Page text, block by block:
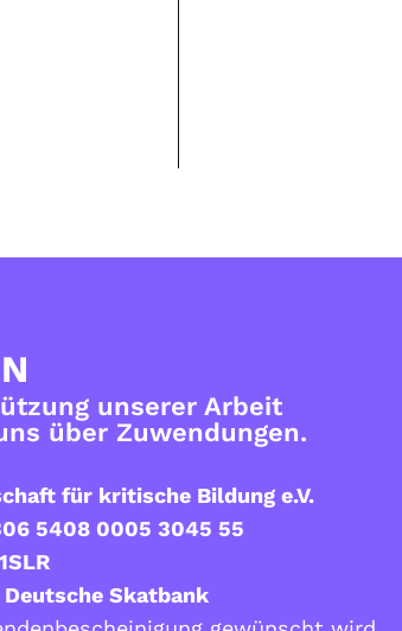
unserer Arbeit
über Zuwendungen.
für kritische Bildung e.V.
5408 0005 3045 55
Deutsche Skatbank